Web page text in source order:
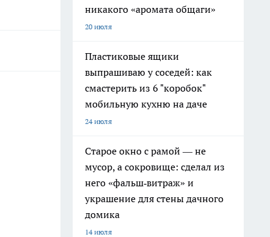
никакого «аромата общаги»
20 июля
Пластиковые ящики
выпрашиваю у соседей: как
смастерить из 6 "коробок"
мобильную кухню на даче
24 июля
Старое окно с рамой — не
мусор, а сокровище: сделал из
него «фальш‑витраж» и
украшение для стены дачного
домика
14 июля